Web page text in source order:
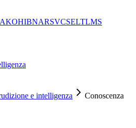
KOHIBNARSVCSELTLMS
e intelligenza
Conoscenza